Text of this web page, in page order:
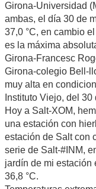
Girona-Universidad
ambas, el día 30 de
37,0 °C, en cambio
es la máxima
Girona-Francesc
Girona-colegio Bell-
muy alta en
Instituto Viejo, del
Hoy a Salt-XOM,
una estación con
estación de Salt con
serie de Salt-#INM,
jardín de mi estación
36,8 °C.